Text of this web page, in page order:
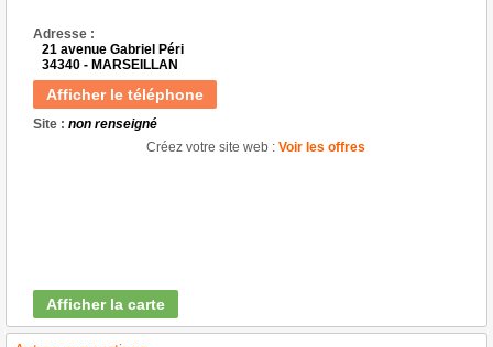
Adresse :
21 avenue Gabriel Péri
34340 - MARSEILLAN
Afficher le téléphone
Site : non renseigné
Créez votre site web : Voir les offres
Afficher la carte